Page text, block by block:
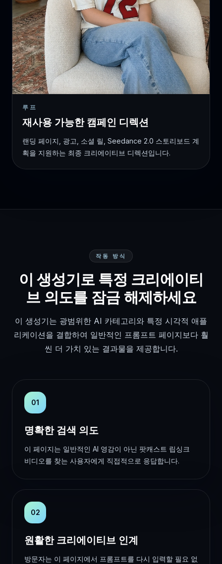
루프
재사용 가능한 캠페인 디렉션
랜딩 페이지, 광고, 소셜 릴, Seedance 2.0 스토리보드 계
획을 지원하는 최종 크리에이티브 디렉션입니다.
작동 방식
이 생성기로 특정 크리에이티
브 의도를 잠금 해제하세요
이 생성기는 광범위한 AI 카테고리와 특정 시각적 애플
리케이션을 결합하여 일반적인 프롬프트 페이지보다 훨
씬 더 가치 있는 결과물을 제공합니다.
01
명확한 검색 의도
이 페이지는 일반적인 AI 영감이 아닌 팟캐스트 립싱크
비디오를 찾는 사용자에게 직접적으로 응답합니다.
02
원활한 크리에이티브 인계
방문자는 이 페이지에서 프롬프트를 다시 입력할 필요 없